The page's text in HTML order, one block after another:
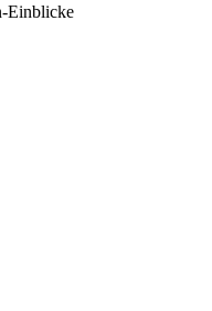
Einblicke